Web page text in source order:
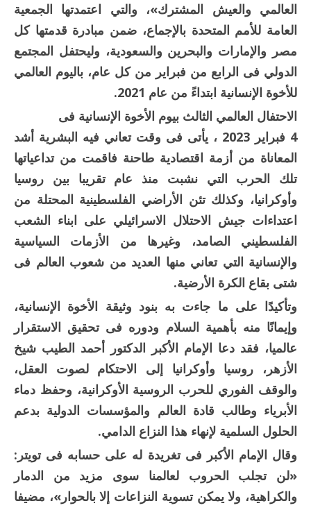
العالمي والعيش المشترك»، والتي اعتمدتها الجمعية
العامة للأمم المتحدة بالإجماع، ضمن مبادرة قدمتها كل
مصر والإمارات والبحرين والسعودية، وليحتفل المجتمع
الدولي فى الرابع من فبراير من كل عام، باليوم العالمي
للأخوة الإنسانية ابتداءً من عام 2021.
الاحتفال العالمي الثالث بيوم الأخوة الإنسانية فى
4 فبراير 2023 ، يأتى فى وقت تعاني فيه البشرية أشد
المعاناة من أزمة اقتصادية طاحنة فاقمت من تداعياتها
تلك الحرب التي نشبت منذ عام تقريبا بين روسيا
وأوكرانيا، وكذلك تئن الأراضي الفلسطينية المحتلة من
اعتداءات جيش الاحتلال الاسرائيلي على ابناء الشعب
الفلسطيني الصامد، وغيرها من الأزمات السياسية
والإنسانية التي تعاني منها العديد من شعوب العالم فى
شتى بقاع الكرة الأرضية.
وتأكيدًا على ما جاءت به بنود وثيقة الأخوة الإنسانية،
وإيمانًا منه بأهمية السلام ودوره فى تحقيق الاستقرار
عالميا، فقد دعا الإمام الأكبر الدكتور أحمد الطيب شيخ
الأزهر، روسيا وأوكرانيا إلى الاحتكام لصوت العقل،
والوقف الفوري للحرب الروسية الأوكرانية، وحفظ دماء
الأبرياء وطالب قادة العالم والمؤسسات الدولية بدعم
الحلول السلمية لإنهاء هذا النزاع الدامي.
وقال الإمام الأكبر فى تغريدة له على حسابه فى تويتر:
«لن تجلب الحروب لعالمنا سوى مزيد من الدمار
والكراهية، ولا يمكن تسوية النزاعات إلا بالحوار»، مضيفا